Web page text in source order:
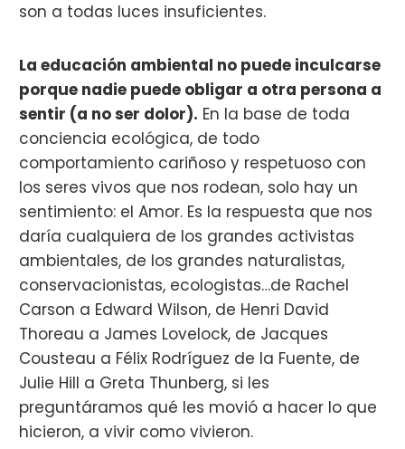
son a todas luces insuficientes.
La educación ambiental no puede inculcarse
porque nadie puede obligar a otra persona a
sentir (a no ser dolor). En la base de toda
conciencia ecológica, de todo
comportamiento cariñoso y respetuoso con
los seres vivos que nos rodean, solo hay un
sentimiento: el Amor. Es la respuesta que nos
daría cualquiera de los grandes activistas
ambientales, de los grandes naturalistas,
conservacionistas, ecologistas…de Rachel
Carson a Edward Wilson, de Henri David
Thoreau a James Lovelock, de Jacques
Cousteau a Félix Rodríguez de la Fuente, de
Julie Hill a Greta Thunberg, si les
preguntáramos qué les movió a hacer lo que
hicieron, a vivir como vivieron.